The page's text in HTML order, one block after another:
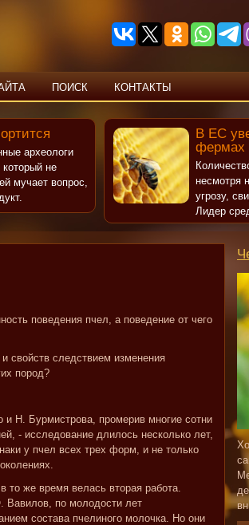
ПОИСК КОНТАКТЫ
археологи
не
мучает вопрос,
В ЕС
фермах
несмотря
угрозу,
Лидер
поведения пчел, а поведение от чего
свойств следствием изменения
пород?
и Н. Бурмистрова, промерив многие сотни
- исследование длилось несколько лет,
у пчел всех трех форм, и не только
то же время велась вторая работа.
Вавилов, по молодости лет
состава пчелиного молочка. Но они